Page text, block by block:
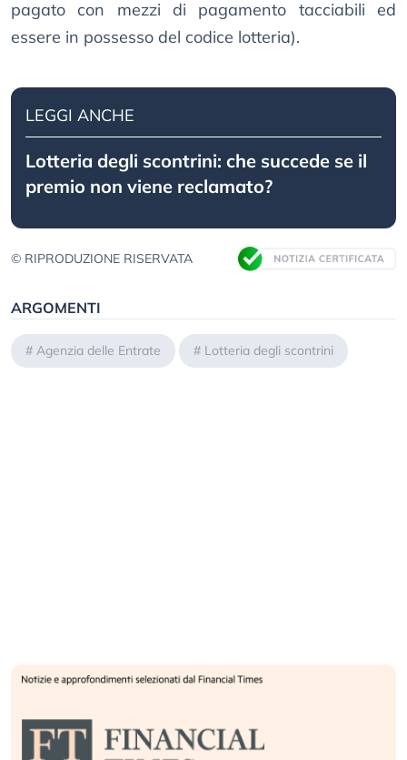
pagato con mezzi di pagamento tacciabili ed
essere in possesso del codice lotteria).
LEGGI ANCHE
Lotteria degli scontrini: che succede se il
premio non viene reclamato?
© RIPRODUZIONE RISERVATA
ARGOMENTI
# Agenzia delle Entrate # Lotteria degli scontrini